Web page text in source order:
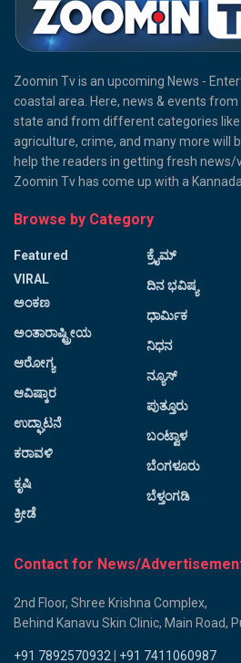
Zoomin Tv is an upcoming News -
coastal area. Here, news & events
state and from different categories like
agriculture, crime, and many more will
help the readers in getting fresh news/
Zoomin Tv has come up with a
Browse by Category
Featured
VIRAL
ಅಂಕಣ
ಅಂತಾರಾಷ್ಟ್ರೀಯ
ಆರೋಗ್ಯ
ಆವಿಷ್ಕಾರ
ಉದ್ಘಾಟನೆ
ಕರಾವಳಿ
ಕೃಷಿ
ಕ್ರೀಡೆ
ಕ್ರೈಮ್
ದಿನ ಭವಿಷ್ಯ
ಧಾರ್ಮಿಕ
ನಿಧನ
ನ್ಯೂಸ್
ಪುತ್ತೂರು
ಬಂಟ್ವಾಳ
ಬೆಂಗಳೂರು
ಬೆಳ್ತಂಗಡಿ
Contact for News/
2nd Floor, Shree Krishna Complex,
Behind Kanavu Skin Clinic, Main Road,
+91 7892570932 +91 7411060987